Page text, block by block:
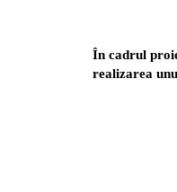
În cadrul
realizarea